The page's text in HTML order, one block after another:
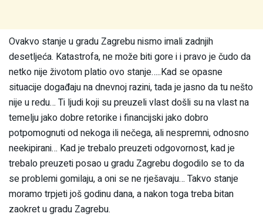
Ovakvo stanje u gradu Zagrebu nismo imali zadnjih
desetljeća. Katastrofa, ne može biti gore i i pravo je čudo da
netko nije životom platio ovo stanje…..Kad se opasne
situacije događaju na dnevnoj razini, tada je jasno da tu nešto
nije u redu… Ti ljudi koji su preuzeli vlast došli su na vlast na
temelju jako dobre retorike i financijski jako dobro
potpomognuti od nekoga ili nečega, ali nespremni, odnosno
neekipirani… Kad je trebalo preuzeti odgovornost, kad je
trebalo preuzeti posao u gradu Zagrebu dogodilo se to da
se problemi gomilaju, a oni se ne rješavaju… Takvo stanje
moramo trpjeti još godinu dana, a nakon toga treba bitan
zaokret u gradu Zagrebu.